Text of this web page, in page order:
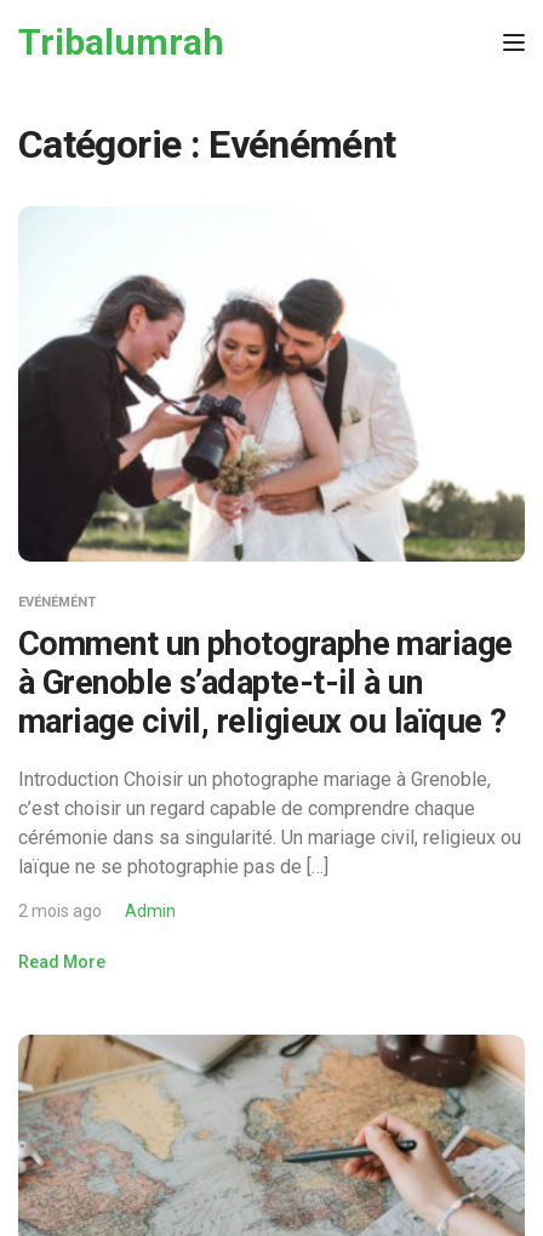
Tribalumrah
Catégorie : Evénémént
EVÉNÉMÉNT
Comment un photographe mariage
à Grenoble s’adapte-t-il à un
mariage civil, religieux ou laïque ?
Introduction Choisir un photographe mariage à Grenoble,
c’est choisir un regard capable de comprendre chaque
cérémonie dans sa singularité. Un mariage civil, religieux ou
laïque ne se photographie pas de […]
2 mois ago Admin
Read More